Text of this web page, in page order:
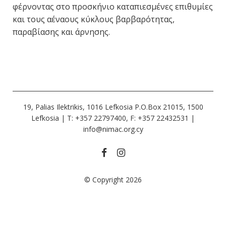
φέρνοντας στο προσκήνιο καταπιεσμένες επιθυμίες
και τους αέναους κύκλους βαρβαρότητας,
παραβίασης και άρνησης.
19, Palias Ilektrikis, 1016 Lefkosia P.O.Box 21015, 1500
Lefkosia | Τ: +357 22797400, F: +357 22432531 |
info@nimac.org.cy
© Copyright 2026